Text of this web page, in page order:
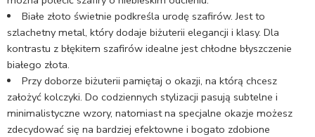
Białe złoto świetnie podkreśla urodę szafirów. Jest to
szlachetny metal, który dodaje biżuterii elegancji i klasy. Dla
kontrastu z błękitem szafirów idealne jest chłodne błyszczenie
białego złota.
Przy doborze biżuterii pamiętaj o okazji, na którą chcesz
założyć kolczyki. Do codziennych stylizacji pasują subtelne i
minimalistyczne wzory, natomiast na specjalne okazje możesz
zdecydować się na bardziej efektowne i bogato zdobione